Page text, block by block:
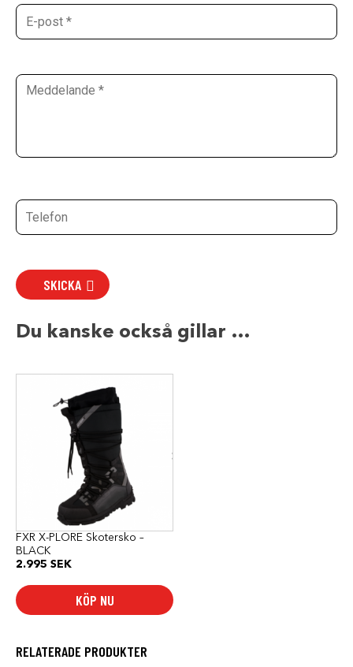
SKICKA
Du kanske också gillar …
FXR X-PLORE Skotersko –
BLACK
2.995 SEK
KÖP NU
produkten
alternativen
produktsidan
RELATERADE PRODUKTER